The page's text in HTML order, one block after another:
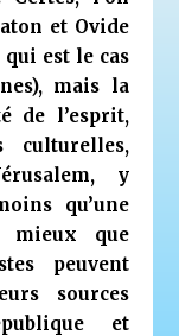
et Ovide
est le cas
mais la
de l’esprit,
culturelles,
y
qu’une
mieux que
peuvent
sources
et